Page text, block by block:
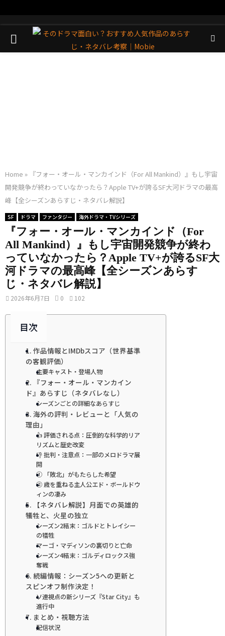
PRIMARY
Home » 『フォー・オール・マンカインド（For All Mankind）』もし宇宙
開発競争が終わっていなかったら？Apple TV+が誇るSF大河ドラマの最高
峰【全シーズンあらすじ・ネタバレ解説】
SF ドラマ ファンタジー 海外ドラマ・TVシリーズ
『フォー・オール・マンカインド（For
All Mankind）』もし宇宙開発競争が終わ
っていなかったら？Apple TV+が誇るSF大
河ドラマの最高峰【全シーズンあらす
じ・ネタバレ解説】
2026年6月7日 0 102
目次
1. 作品情報とIMDbスコア（世界基準
の客観評価）
主要キャスト・登場人物
2. 『フォー・オール・マンカイン
ド』あらすじ（ネタバレなし）
シーズンごとの詳細なあらすじ
3. 海外の評判・レビューと「人気の
理由」
👍 評価される点：圧倒的な科学的リア
リズムと歴史改変
👎 批判・注意点：一部のメロドラマ展
開
① 「敗北」がもたらした希望
② 歳を重ねる主人公エド・ボールドウ
ィンの凄み
5. 【ネタバレ解説】月面での英雄的
犠牲と、火星の独立
シーズン2結末：ゴルドとトレイシー
の犠牲
マーゴ・マディソンの裏切りと亡命
シーズン4結末：ゴルディロックス強
奪戦
6. 続編情報：シーズン5への更新と
スピンオフ制作決定！
ソ連視点の新シリーズ『Star City』も
進行中
7. まとめ・視聴方法
配信状況